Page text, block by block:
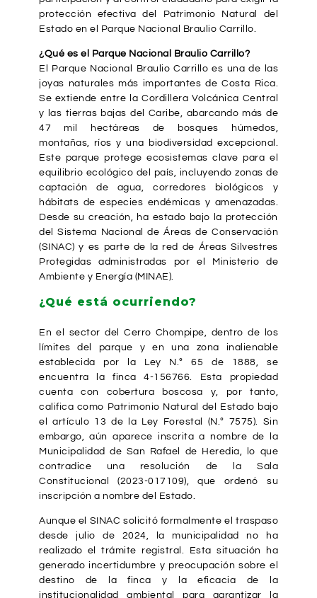
protección efectiva del Patrimonio Natural del
Estado en el Parque Nacional Braulio Carrillo.
¿Qué es el Parque Nacional Braulio Carrillo?
El Parque Nacional Braulio Carrillo es una de las
joyas naturales más importantes de Costa Rica.
Se extiende entre la Cordillera Volcánica Central
y las tierras bajas del Caribe, abarcando más de
47 mil hectáreas de bosques húmedos,
montañas, ríos y una biodiversidad excepcional.
Este parque protege ecosistemas clave para el
equilibrio ecológico del país, incluyendo zonas de
captación de agua, corredores biológicos y
hábitats de especies endémicas y amenazadas.
Desde su creación, ha estado bajo la protección
del Sistema Nacional de Áreas de Conservación
(SINAC) y es parte de la red de Áreas Silvestres
Protegidas administradas por el Ministerio de
Ambiente y Energía (MINAE).
¿Qué está ocurriendo?
En el sector del Cerro Chompipe, dentro de los
límites del parque y en una zona inalienable
establecida por la Ley N.º 65 de 1888, se
encuentra la finca 4-156766. Esta propiedad
cuenta con cobertura boscosa y, por tanto,
califica como Patrimonio Natural del Estado bajo
el artículo 13 de la Ley Forestal (N.º 7575). Sin
embargo, aún aparece inscrita a nombre de la
Municipalidad de San Rafael de Heredia, lo que
contradice una resolución de la Sala
Constitucional (2023-017109), que ordenó su
inscripción a nombre del Estado.
Aunque el SINAC solicitó formalmente el traspaso
desde julio de 2024, la municipalidad no ha
realizado el trámite registral. Esta situación ha
generado incertidumbre y preocupación sobre el
destino de la finca y la eficacia de la
institucionalidad ambiental para garantizar la